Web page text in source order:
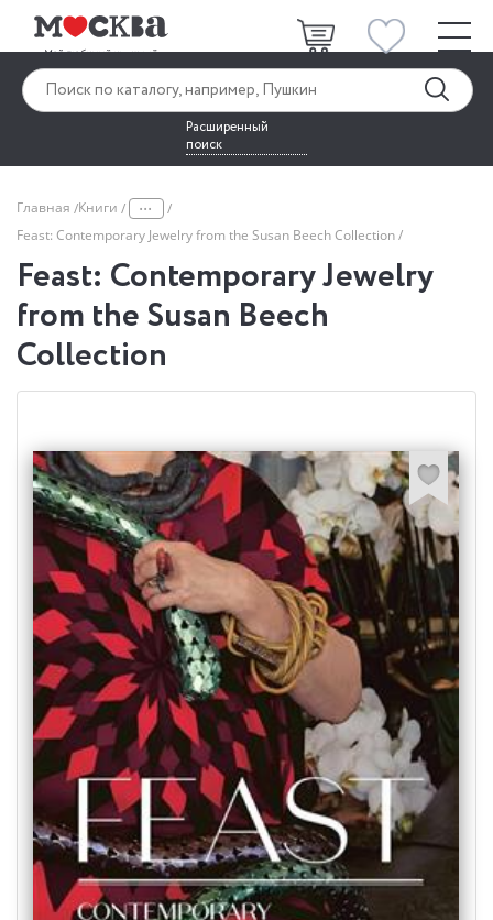
Расширенный
поиск
Главная Книги ...
Feast: Contemporary Jewelry from the Susan Beech Collection
Feast: Contemporary Jewelry
from the Susan Beech
Collection